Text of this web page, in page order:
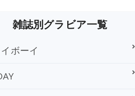
雑誌別グラビア一覧
ボーイ